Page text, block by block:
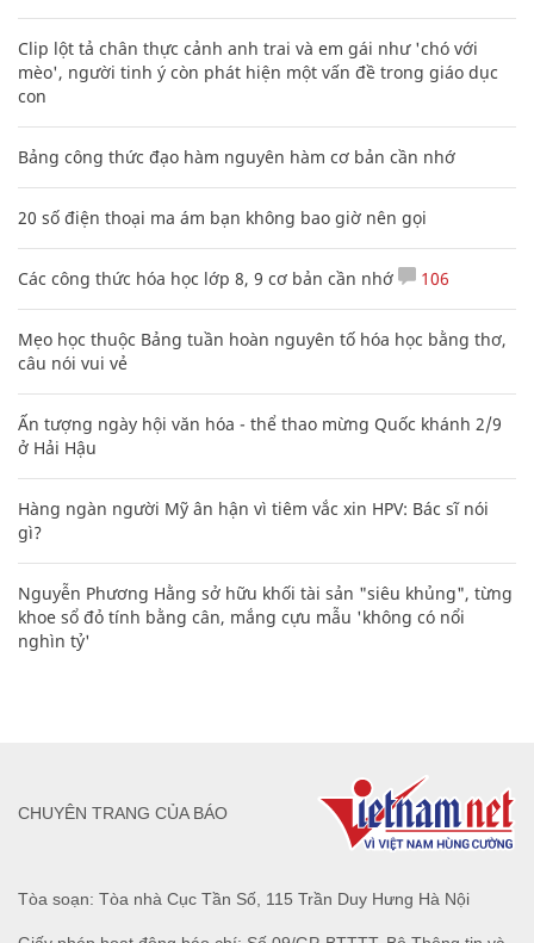
Clip lột tả chân thực cảnh anh trai và em gái như 'chó với
mèo', người tinh ý còn phát hiện một vấn đề trong giáo dục
con
Bảng công thức đạo hàm nguyên hàm cơ bản cần nhớ
20 số điện thoại ma ám bạn không bao giờ nên gọi
Các công thức hóa học lớp 8, 9 cơ bản cần nhớ 106
Mẹo học thuộc Bảng tuần hoàn nguyên tố hóa học bằng thơ,
câu nói vui vẻ
Ấn tượng ngày hội văn hóa - thể thao mừng Quốc khánh 2/9
ở Hải Hậu
Hàng ngàn người Mỹ ân hận vì tiêm vắc xin HPV: Bác sĩ nói
gì?
Nguyễn Phương Hằng sở hữu khối tài sản "siêu khủng", từng
khoe sổ đỏ tính bằng cân, mắng cựu mẫu 'không có nổi
nghìn tỷ'
Tòa soạn: Tòa nhà Cục Tần Số, 115 Trần Duy Hưng Hà Nội
CHUYÊN TRANG CỦA BÁO